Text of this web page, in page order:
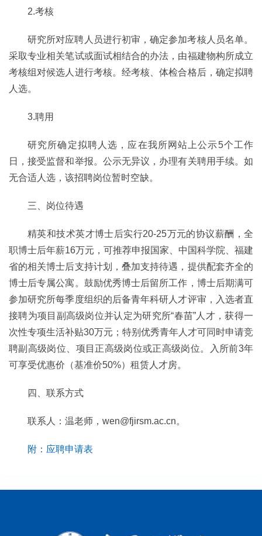
2.考核
研究所对应聘人员进行初审，确定参加考核人员名单。
采取专业相关笔试或面试相结合的办法，由福建物构所成立
考核组对候选人进行考核。经考核、体检合格后，确定拟聘
人选。
3.聘用
研究所确定拟聘人选，应在我所网站上公示5个工作
日，接受监督和举报。公示无异议，办理有关聘用手续。如
无合适人选，该招聘岗位暂时空缺。
三、岗位待遇
精英和技术英才博士后实行20-25万元的协议薪酬，全
职博士后年薪16万元，可推荐申报国家、中国科学院、福建
省的相关博士后支持计划，叠加支持待遇，提供配套齐全的
博士后专属公寓。鼓励优秀博士后留所工作，博士后期满可
参加研究所每季度组织的后备青年科研人才评审，入选者直
接聘为项目副高级岗位并认定为研究所“春苗”人才，获得一
次性专项生活补贴30万元；特别优秀青年人才可同时申请竞
聘副高级岗位、项目正高级岗位或正高级岗位。入所前3年
可享受优惠价（基准价50%）租赁人才房。
四、联系方式
联系人：温老师，wen@fjirsm.ac.cn。
附：应聘申请表